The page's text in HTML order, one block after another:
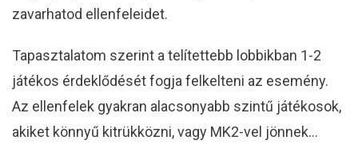
zavarhatod ellenfeleidet.
Tapasztalatom szerint a telítettebb lobbikban 1-2
játékos érdeklődését fogja felkelteni az esemény.
Az ellenfelek gyakran alacsonyabb szintű játékosok,
akiket könnyű kitrükközni, vagy MK2-vel jönnek…